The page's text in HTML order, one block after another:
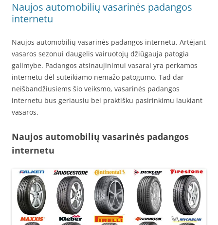
Naujos automobilių vasarinės padangos
internetu
Naujos automobilių vasarinės padangos internetu. Artėjant
vasaros sezonui daugelis vairuotojų džiūgauja patogia
galimybe. Padangos atsinaujinimui vasarai yra perkamos
internetu dėl suteikiamo nemažo patogumo. Tad dar
neišbandžiusiems šio veiksmo, vasarinės padangos
internetu bus geriausiu bei praktišku pasirinkimu laukiant
vasaros.
Naujos automobilių vasarinės padangos
internetu